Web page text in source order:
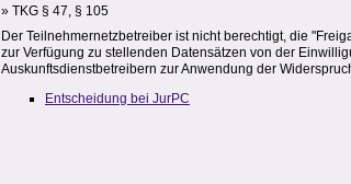
» TKG § 47, § 105
Der Teilnehmernetzbetreiber ist nicht berechtigt, die
zur Verfügung zu stellenden Datensätzen von der
Auskunftsdienstbetreibern zur Anwendung der
Entscheidung bei JurPC